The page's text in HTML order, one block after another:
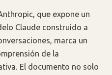
que expone un
Claude construido a
marca un
de la
El documento no solo